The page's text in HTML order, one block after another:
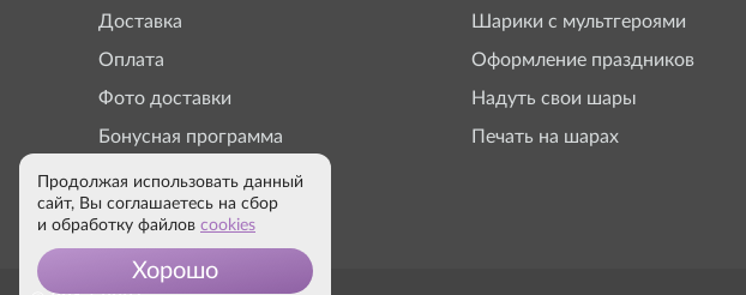
Доставка
Оплата
Фото доставки
Бонусная программа
Шарики с мультгероями
Оформление праздников
Надуть свои шары
Печать на шарах
Продолжая использовать данный
сайт, Вы соглашаетесь на сбор
и обработку файлов cookies
Хорошо